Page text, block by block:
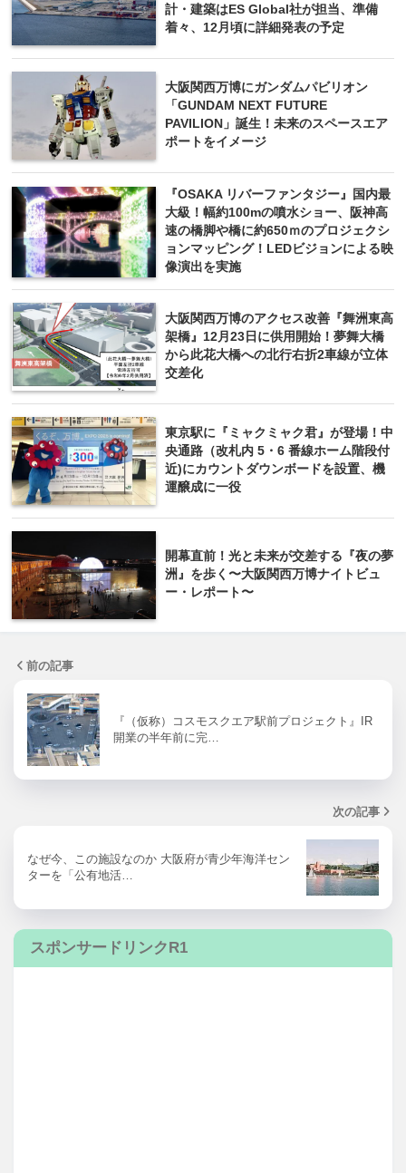
計・建築はES Global社が担当、準備
着々、12月頃に詳細発表の予定
大阪関西万博にガンダムパビリオン
「GUNDAM NEXT FUTURE
PAVILION」誕生！未来のスペースエア
ポートをイメージ
『OSAKA リバーファンタジー』国内最
大級！幅約100mの噴水ショー、阪神高
速の橋脚や橋に約650ｍのプロジェクシ
ョンマッピング！LEDビジョンによる映
像演出を実施
大阪関西万博のアクセス改善『舞洲東高
架橋』12月23日に供用開始！夢舞大橋
から此花大橋への北行右折2車線が立体
交差化
東京駅に『ミャクミャク君』が登場！中
央通路（改札内 5・6 番線ホーム階段付
近)にカウントダウンボードを設置、機
運醸成に一役
開幕直前！光と未来が交差する『夜の夢
洲』を歩く〜大阪関西万博ナイトビュ
ー・レポート〜
前の記事
『（仮称）コスモスクエア駅前プロジェクト』IR
開業の半年前に完…
次の記事
なぜ今、この施設なのか 大阪府が青少年海洋セン
ターを「公有地活…
スポンサードリンクR1